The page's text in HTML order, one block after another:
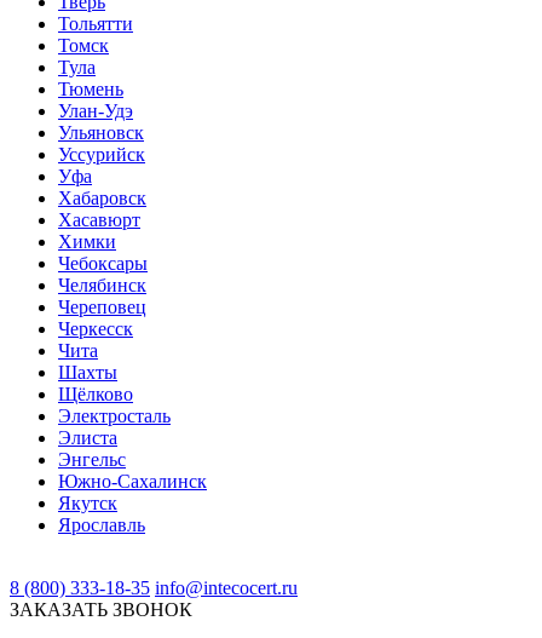
Тольятти
Томск
Тула
Тюмень
Улан-Удэ
Ульяновск
Уссурийск
Уфа
Хабаровск
Хасавюрт
Химки
Чебоксары
Челябинск
Череповец
Черкесск
Чита
Шахты
Щёлково
Электросталь
Элиста
Энгельс
Южно-Сахалинск
Якутск
Ярославль
8 (800) 333-18-35 info@intecocert.ru
ЗАКАЗАТЬ ЗВОНОК